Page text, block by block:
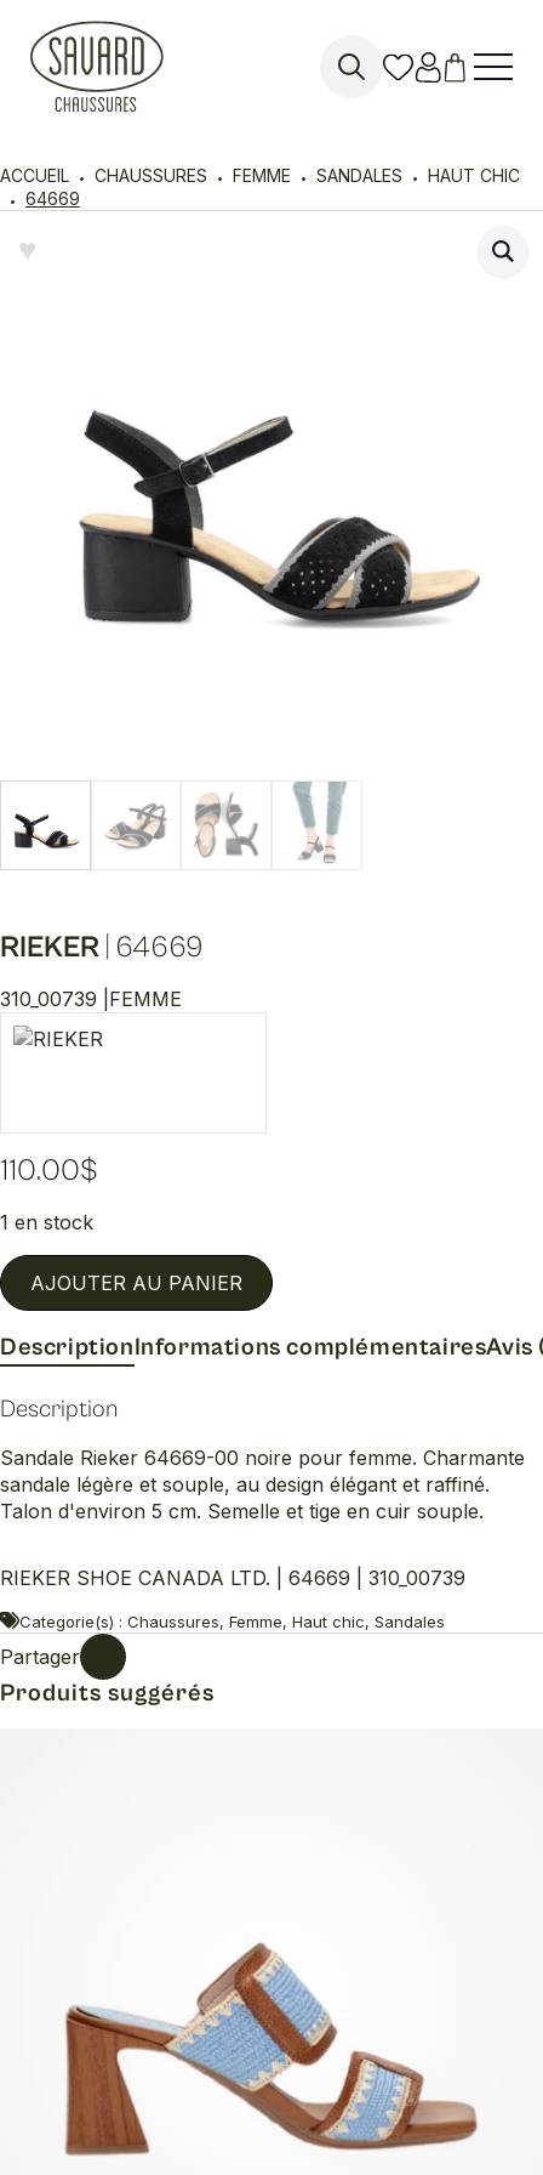
ACCUEIL CHAUSSURES FEMME SANDALES
HAUT CHIC
64669
♥︎
RIEKER 64669
310_00739 | FEMME
110.00$
1 en stock
AJOUTER AU PANIER
DescriptionInformations complémentairesAvis
Description
Sandale Rieker 64669-00 noire pour femme. Charmante
sandale légère et souple, au design élégant et raffiné.
Talon d'environ 5 cm. Semelle et tige en cuir souple.
RIEKER SHOE CANADA LTD. | 64669 | 310_00739
Categorie(s) : Chaussures, Femme, Haut chic, Sandales
Partager
Produits suggérés